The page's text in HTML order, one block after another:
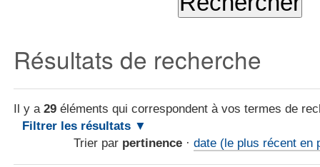
Résultats de recherche
Il y a29 éléments qui correspondent à vos termes de
Filtrer les résultats
Trier par pertinence · date (le plus récent en